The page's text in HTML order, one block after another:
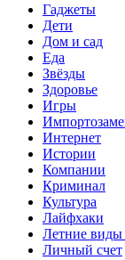
Гаджеты
Дети
Дом и сад
Еда
Звёзды
Здоровье
Игры
Интернет
Истории
Компании
Криминал
Культура
Лайфхаки
Летние виды
Личный счет